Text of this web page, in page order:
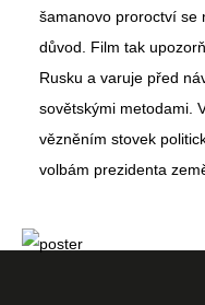
šamanovo proroctví se
důvod. Film tak
Rusku a varuje před
sovětskými metodami.
vězněním stovek
volbám prezidenta